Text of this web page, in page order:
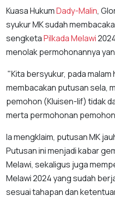
Kuasa HukumDady-Malin,
syukur MK sudah
sengketaPilkada Melawi
menolak permohonannya
"Kita bersyukur, pada malam
membacakan putusan sela,
pemohon (Kluisen-Iif) tidak
merta permohonan
Ia mengklaim, putusan MK
Putusan ini menjadi kabar
Melawi, sekaligus juga
Melawi 2024 yang sudah
sesuai tahapan dan